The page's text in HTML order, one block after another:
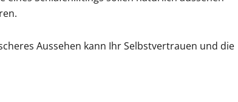
Aussehen kann Ihr Selbstvertrauen und die